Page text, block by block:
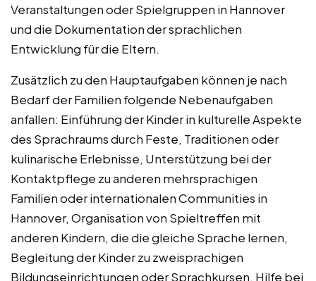
Veranstaltungen oder Spielgruppen in Hannover
und die Dokumentation der sprachlichen
Entwicklung für die Eltern.
Zusätzlich zu den Hauptaufgaben können je nach
Bedarf der Familien folgende Nebenaufgaben
anfallen: Einführung der Kinder in kulturelle Aspekte
des Sprachraums durch Feste, Traditionen oder
kulinarische Erlebnisse, Unterstützung bei der
Kontaktpflege zu anderen mehrsprachigen
Familien oder internationalen Communities in
Hannover, Organisation von Spieltreffen mit
anderen Kindern, die die gleiche Sprache lernen,
Begleitung der Kinder zu zweisprachigen
Bildungseinrichtungen oder Sprachkursen, Hilfe bei